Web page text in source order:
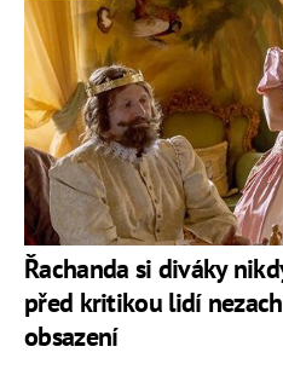
Řachanda si diváky
před kritikou lidí
obsazení